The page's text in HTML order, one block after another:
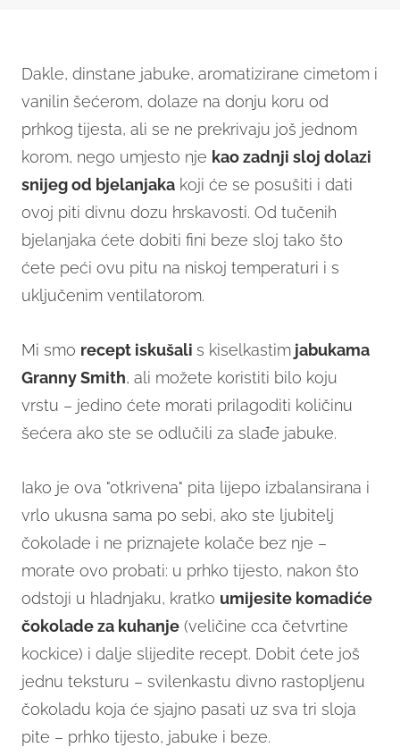
Dakle, dinstane jabuke, aromatizirane cimetom i
vanilin šećerom, dolaze na donju koru od
prhkog tijesta, ali se ne prekrivaju još jednom
korom, nego umjesto nje kao zadnji sloj dolazi
snijeg od bjelanjaka koji će se posušiti i dati
ovoj piti divnu dozu hrskavosti. Od tučenih
bjelanjaka ćete dobiti fini beze sloj tako što
ćete peći ovu pitu na niskoj temperaturi i s
uključenim ventilatorom.
Mi smo recept iskušali s kiselkastim jabukama
Granny Smith, ali možete koristiti bilo koju
vrstu – jedino ćete morati prilagoditi količinu
šećera ako ste se odlučili za slađe jabuke.
Iako je ova "otkrivena" pita lijepo izbalansirana i
vrlo ukusna sama po sebi, ako ste ljubitelj
čokolade i ne priznajete kolače bez nje –
morate ovo probati: u prhko tijesto, nakon što
odstoji u hladnjaku, kratko umijesite komadiće
čokolade za kuhanje (veličine cca četvrtine
kockice) i dalje slijedite recept. Dobit ćete još
jednu teksturu – svilenkastu divno rastopljenu
čokoladu koja će sjajno pasati uz sva tri sloja
pite – prhko tijesto, jabuke i beze.